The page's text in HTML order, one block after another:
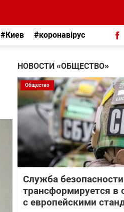
#Киев #коронавірус
НОВОСТИ «ОБЩЕСТВО»
Общество
Служба
трансформируется в
с европейскими